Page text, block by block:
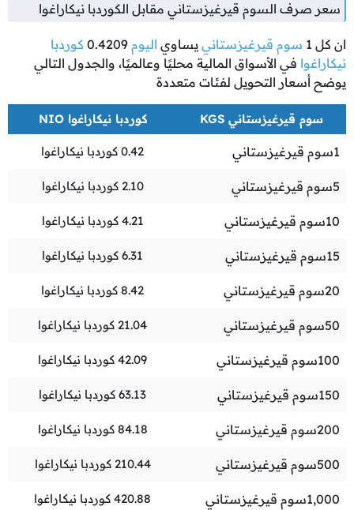
سعر صرف السوم قيرغيزستاني مقابل الكوردبا نيكاراغوا
ان كل 1 سوم قيرغيزستاني يساوي اليوم 0.4209 كوردبا
نيكاراغوا في الأسواق المالية محليًا وعالميًا، والجدول التالي
يوضح أسعار التحويل لفئات متعددة
سوم قيرغيزستاني KGS كوردبا نيكاراغوا NIO
1سوم قيرغيزستاني 0.42 كوردبا نيكاراغوا
5سوم قيرغيزستاني 2.10 كوردبا نيكاراغوا
10سوم قيرغيزستاني 4.21 كوردبا نيكاراغوا
15سوم قيرغيزستاني 6.31 كوردبا نيكاراغوا
20سوم قيرغيزستاني 8.42 كوردبا نيكاراغوا
50سوم قيرغيزستاني 21.04 كوردبا نيكاراغوا
100سوم قيرغيزستاني 42.09 كوردبا نيكاراغوا
150سوم قيرغيزستاني 63.13 كوردبا نيكاراغوا
200سوم قيرغيزستاني 84.18 كوردبا نيكاراغوا
500سوم قيرغيزستاني 210.44 كوردبا نيكاراغوا
1,000سوم قيرغيزستاني 420.88 كوردبا نيكاراغوا